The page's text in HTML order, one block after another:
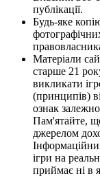
публікації.
Будь-яке
Матеріали
старше 21
викликати
(принципів)
ознак
Пам'ятайте,
джерелом
ігри на
приймає ні в